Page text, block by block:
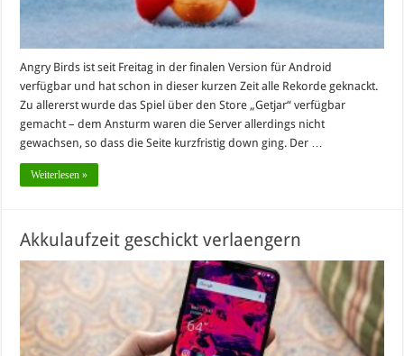
Angry Birds ist seit Freitag in der finalen Version für Android
verfügbar und hat schon in dieser kurzen Zeit alle Rekorde geknackt.
Zu allererst wurde das Spiel über den Store „Getjar“ verfügbar
gemacht – dem Ansturm waren die Server allerdings nicht
gewachsen, so dass die Seite kurzfristig down ging. Der …
Weiterlesen »
Akkulaufzeit geschickt verlaengern